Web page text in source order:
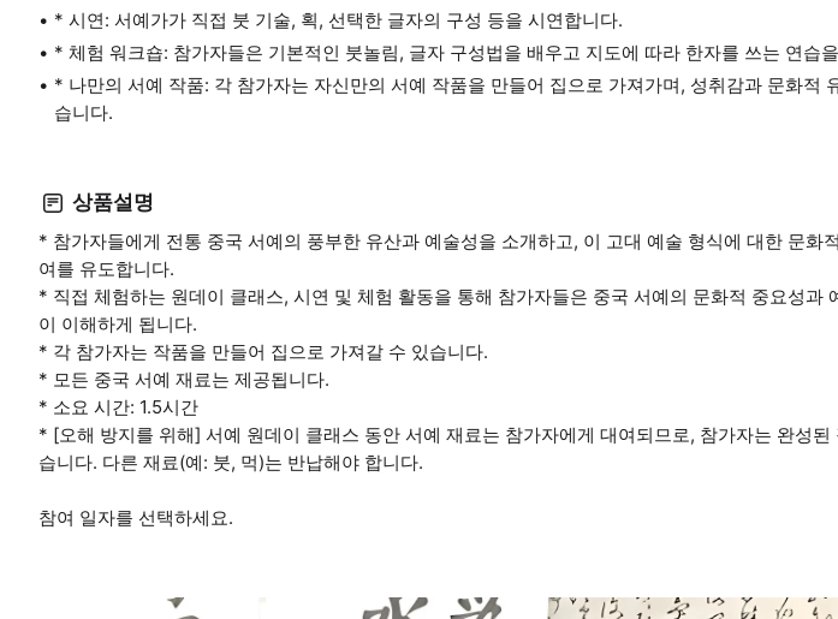
* 시연: 서예가가 직접 붓 기술, 획, 선택한 글자의 구성 등을 시연합니다.
* 체험 워크숍: 참가자들은 기본적인 붓놀림, 글자 구성법을 배우고 지도에 따라 한자를 쓰는 연습
* 나만의 서예 작품: 각 참가자는 자신만의 서예 작품을 만들어 집으로 가져가며, 성취감과 문화적
습니다.
상품설명
* 참가자들에게 전통 중국 서예의 풍부한 유산과 예술성을 소개하고, 이 고대 예술 형식에 대한 문화
여를 유도합니다.
* 직접 체험하는 원데이 클래스, 시연 및 체험 활동을 통해 참가자들은 중국 서예의 문화적 중요성과
이 이해하게 됩니다.
* 각 참가자는 작품을 만들어 집으로 가져갈 수 있습니다.
* 모든 중국 서예 재료는 제공됩니다.
* 소요 시간: 1.5시간
* [오해 방지를 위해] 서예 원데이 클래스 동안 서예 재료는 참가자에게 대여되므로, 참가자는 완성된
습니다. 다른 재료(예: 붓, 먹)는 반납해야 합니다.
참여 일자를 선택하세요.